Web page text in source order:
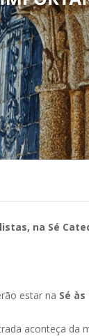
na Sé
estar na Sé às
aconteça da